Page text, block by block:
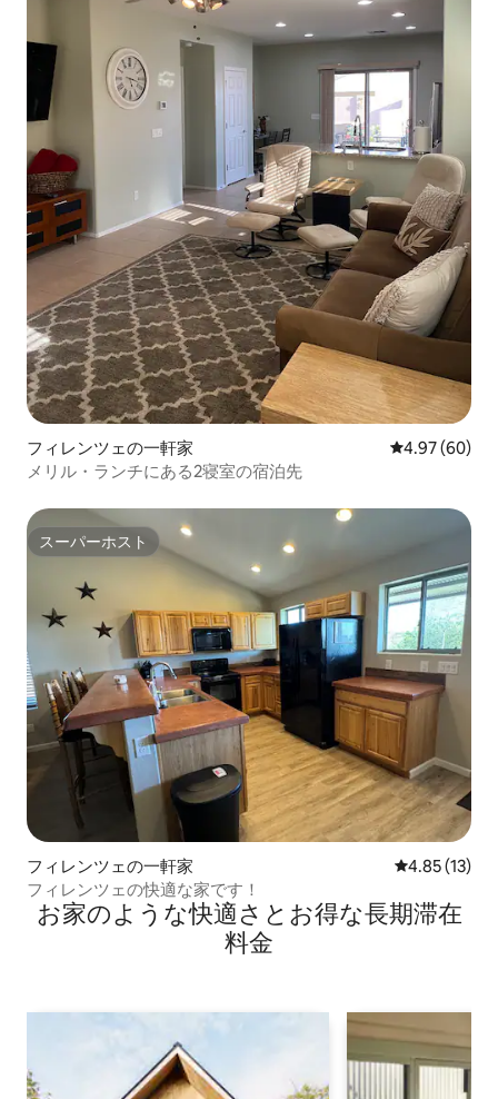
フィレンツェの一軒家 レビュー60
4.97 (60)
メリル・ランチにある2寝室の宿泊先
スーパーホスト
スーパーホスト
フィレンツェの一軒家 レビュー13
4.85 (13)
フィレンツェの快適な家です！
お家のような快⁠適⁠さ⁠とお⁠得⁠な長⁠期⁠滞⁠在
料⁠金